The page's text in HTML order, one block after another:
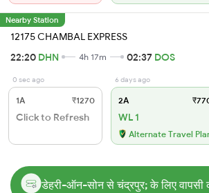
Nearby Station
12175 CHAMBAL EXPRESS
22:20 DHN 4h 17m 02:37 DOS
0 sec ago
1A ₹1270
Click to Refresh
6 days ago
2A
WL 1
Alternate Travel
डेहरी-ऑन-सोन से चंद्रपुर; के लिए